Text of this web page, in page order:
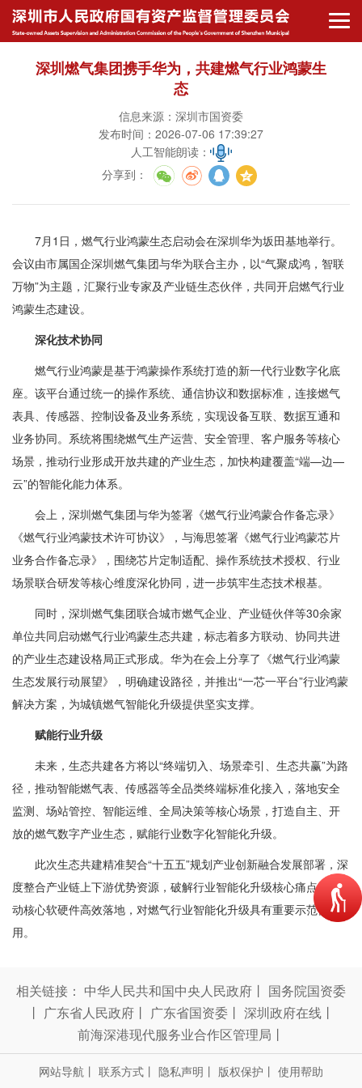
深圳燃气集团携手华为，共建燃气行业鸿蒙生
态
信息来源：深圳市国资委
发布时间：2026-07-06 17:39:27
人工智能朗读：
分享到 ：
7月1日，燃气行业鸿蒙生态启动会在深圳华为坂田基地举行。
会议由市属国企深圳燃气集团与华为联合主办，以“气聚成鸿，智联
万物”为主题，汇聚行业专家及产业链生态伙伴，共同开启燃气行业
鸿蒙生态建设。
深化技术协同
燃气行业鸿蒙是基于鸿蒙操作系统打造的新一代行业数字化底
座。该平台通过统一的操作系统、通信协议和数据标准，连接燃气
表具、传感器、控制设备及业务系统，实现设备互联、数据互通和
业务协同。系统将围绕燃气生产运营、安全管理、客户服务等核心
场景，推动行业形成开放共建的产业生态，加快构建覆盖“端—边—
云”的智能化能力体系。
会上，深圳燃气集团与华为签署《燃气行业鸿蒙合作备忘录》
《燃气行业鸿蒙技术许可协议》，与海思签署《燃气行业鸿蒙芯片
业务合作备忘录》，围绕芯片定制适配、操作系统技术授权、行业
场景联合研发等核心维度深化协同，进一步筑牢生态技术根基。
同时，深圳燃气集团联合城市燃气企业、产业链伙伴等30余家
单位共同启动燃气行业鸿蒙生态共建，标志着多方联动、协同共进
的产业生态建设格局正式形成。华为在会上分享了《燃气行业鸿蒙
生态发展行动展望》，明确建设路径，并推出“一芯一平台”行业鸿蒙
解决方案，为城镇燃气智能化升级提供坚实支撑。
赋能行业升级
未来，生态共建各方将以“终端切入、场景牵引、生态共赢”为路
径，推动智能燃气表、传感器等全品类终端标准化接入，落地安全
监测、场站管控、智能运维、全局决策等核心场景，打造自主、开
放的燃气数字产业生态，赋能行业数字化智能化升级。
此次生态共建精准契合“十五五”规划产业创新融合发展部署，深
度整合产业链上下游优势资源，破解行业智能化升级核心痛点，推
动核心软硬件高效落地，对燃气行业智能化升级具有重要示范作
用。
相关链接： 中华人民共和国中央人民政府 丨 国务院国资委
丨 广东省人民政府 丨 广东省国资委 丨 深圳政府在线 丨
前海深港现代服务业合作区管理局 丨
网站导航 丨 联系方式 丨 隐私声明 丨 版权保护 丨 使用帮助